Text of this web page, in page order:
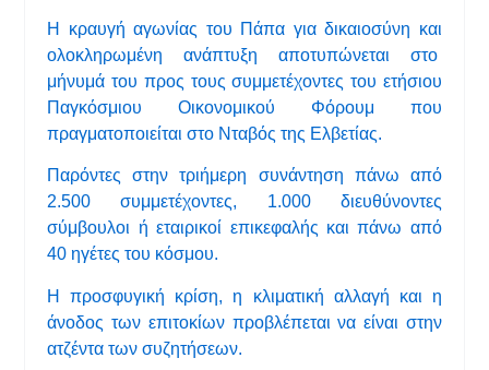
Η κραυγή αγωνίας του Πάπα για δικαιοσύνη και
ολοκληρωμένη ανάπτυξη αποτυπώνεται στο
μήνυμά του προς τους συμμετέχοντες του ετήσιου
Παγκόσμιου Οικονομικού Φόρουμ που
πραγματοποιείται στο Νταβός της Ελβετίας.
Παρόντες στην τριήμερη συνάντηση πάνω από
2.500 συμμετέχοντες, 1.000 διευθύνοντες
σύμβουλοι ή εταιρικοί επικεφαλής και πάνω από
40 ηγέτες του κόσμου.
Η προσφυγική κρίση, η κλιματική αλλαγή και η
άνοδος των επιτοκίων προβλέπεται να είναι στην
ατζέντα των συζητήσεων.